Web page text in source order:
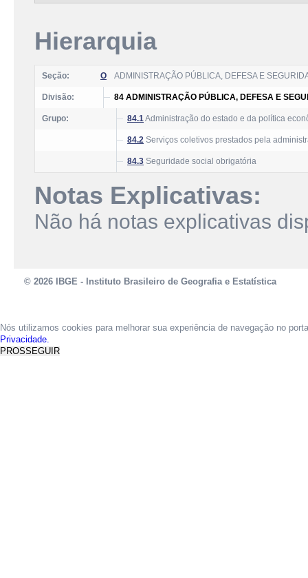
Hierarquia
Seção: O ADMINISTRAÇÃO PÚBLICA, DEFESA E
Divisão: 84 ADMINISTRAÇÃO PÚBLICA, DEFESA E
Grupo: 84.1Administração do estado e da política
84.2 Serviços coletivos prestados pela
84.3 Seguridade social obrigatória
Notas Explicativas:
Não há notas explicativas
© 2026 IBGE - Instituto Brasileiro de Geografia e Estatística
Nós utilizamos cookies para melhorar sua experiência de navegação no
Privacidade.
PROSSEGUIR